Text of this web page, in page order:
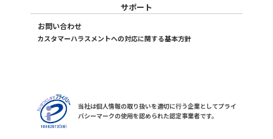
サポート
お問い合わせ
カスタマーハラスメントへの対応に関する基本方針
当社は個人情報の取り扱いを適切に行う企業としてプライ
バシーマークの使用を認められた認定事業者です。